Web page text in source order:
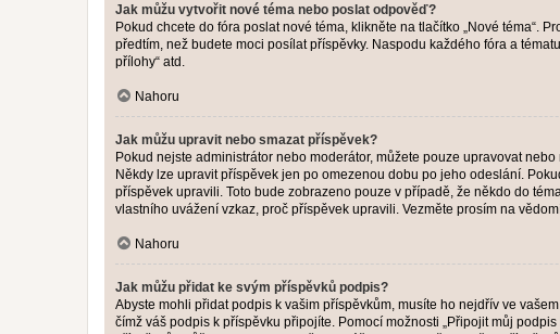
Jak můžu vytvořit nové téma nebo poslat odpověď?
Pokud chcete do fóra poslat nové téma, klikněte na tlačítko „Nové téma“.
předtím, než budete moci posílat příspěvky. Naspodu každého fóra a
přílohy“ atd.
Nahoru
Jak můžu upravit nebo smazat příspěvek?
Pokud nejste administrátor nebo moderátor, můžete pouze upravovat
Někdy lze upravit příspěvek jen po omezenou dobu po jeho odeslání.
příspěvek upravili. Toto bude zobrazeno pouze v případě, že někdo do
vlastního uvážení vzkaz, proč příspěvek upravili. Vezměte prosím na
Nahoru
Jak můžu přidat ke svým příspěvků podpis?
Abyste mohli přidat podpis k vašim příspěvkům, musíte ho nejdřív ve
čímž váš podpis k příspěvku připojíte. Pomocí možnosti „Připojit můj